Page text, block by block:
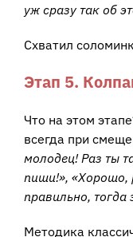
уж сразу так об
Схватил
Этап 5.
Что на этом
всегда при
молодец! Раз ты
пиши!», «Хорошо,
правильно,
Методика